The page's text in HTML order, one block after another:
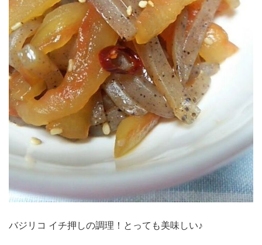
バジリコ イチ押しの調理！とっても美味しい♪